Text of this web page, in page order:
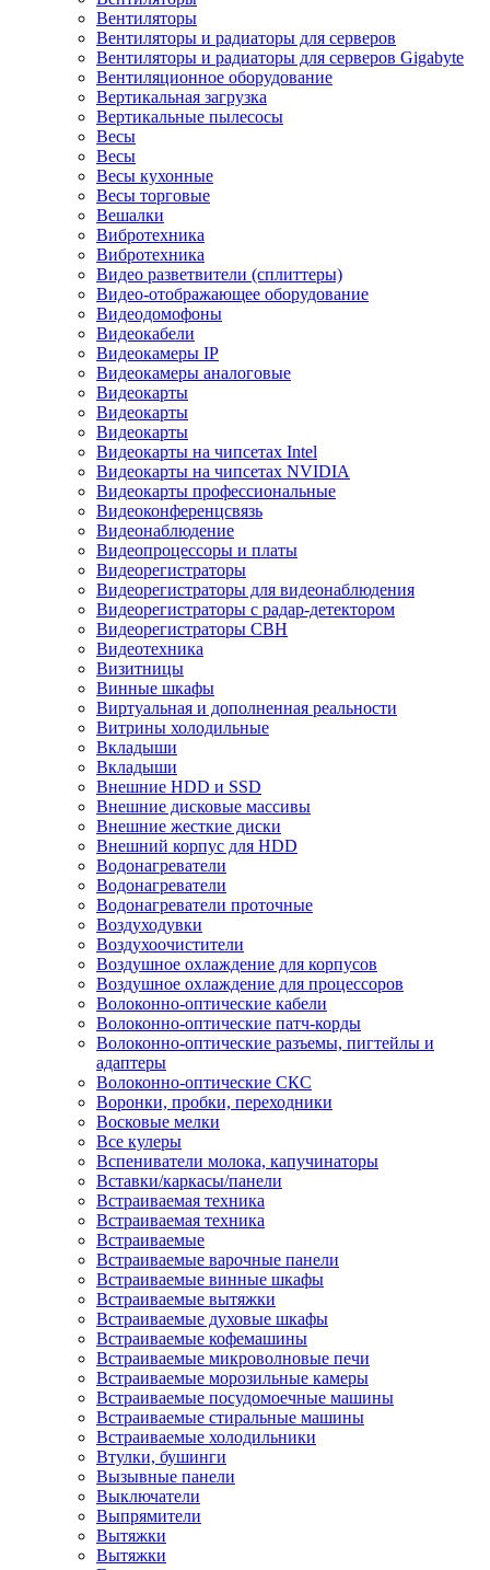
Вентиляторы
Вентиляторы и радиаторы для серверов
Вентиляторы и радиаторы для серверов Gigabyte
Вентиляционное оборудование
Вертикальная загрузка
Вертикальные пылесосы
Весы
Весы
Весы кухонные
Весы торговые
Вешалки
Вибротехника
Вибротехника
Видео разветвители (сплиттеры)
Видео-отображающее оборудование
Видеодомофоны
Видеокабели
Видеокамеры IP
Видеокамеры аналоговые
Видеокарты
Видеокарты
Видеокарты
Видеокарты на чипсетах Intel
Видеокарты на чипсетах NVIDIA
Видеокарты профессиональные
Видеоконференцсвязь
Видеонаблюдение
Видеопроцессоры и платы
Видеорегистраторы
Видеорегистраторы для видеонаблюдения
Видеорегистраторы с радар-детектором
Видеорегистраторы СВН
Видеотехника
Визитницы
Винные шкафы
Виртуальная и дополненная реальности
Витрины холодильные
Вкладыши
Вкладыши
Внешние HDD и SSD
Внешние дисковые массивы
Внешние жесткие диски
Внешний корпус для HDD
Водонагреватели
Водонагреватели
Водонагреватели проточные
Воздуходувки
Воздухоочистители
Воздушное охлаждение для корпусов
Воздушное охлаждение для процессоров
Волоконно-оптические кабели
Волоконно-оптические патч-корды
Волоконно-оптические разъемы, пигтейлы и
адаптеры
Волоконно-оптические СКС
Воронки, пробки, переходники
Восковые мелки
Все кулеры
Вспениватели молока, капучинаторы
Вставки/каркасы/панели
Встраиваемая техника
Встраиваемая техника
Встраиваемые
Встраиваемые варочные панели
Встраиваемые винные шкафы
Встраиваемые вытяжки
Встраиваемые духовые шкафы
Встраиваемые кофемашины
Встраиваемые микроволновые печи
Встраиваемые морозильные камеры
Встраиваемые посудомоечные машины
Встраиваемые стиральные машины
Встраиваемые холодильники
Втулки, бушинги
Вызывные панели
Выключатели
Выпрямители
Вытяжки
Вытяжки